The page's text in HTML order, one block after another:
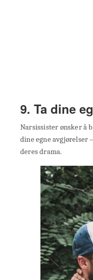
9. Ta dine
Narsissister ønsker å
dine egne avgjørelser
deres drama.